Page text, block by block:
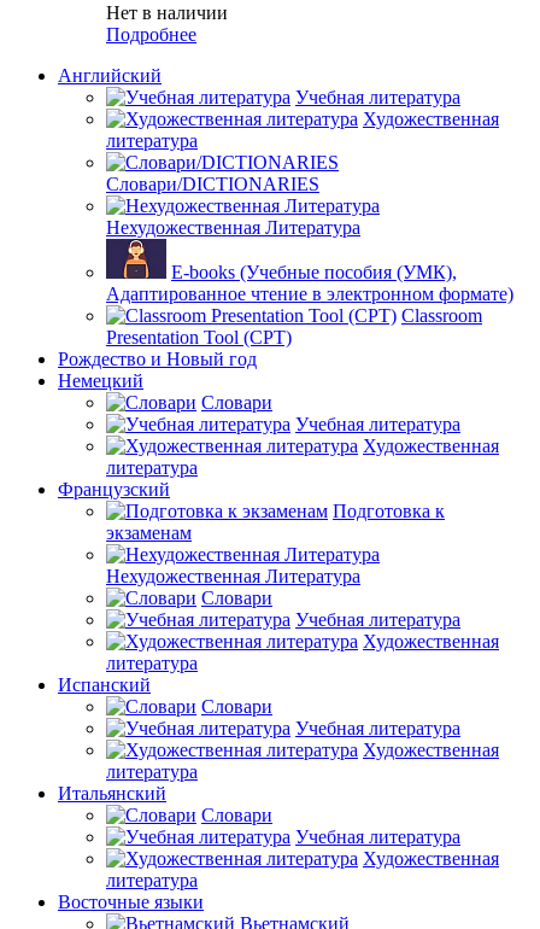
Нет в наличии
Подробнее
Английский
Учебная литература
Художественная
литература
Словари/DICTIONARIES
Нехудожественная Литература
E-books (Учебные пособия (УМК),
Адаптированное чтение в электронном формате)
Classroom
Presentation Tool (CPT)
Рождество и Новый год
Немецкий
Словари
Учебная литература
Художественная
литература
Французский
Подготовка к
экзаменам
Нехудожественная Литература
Словари
Учебная литература
Художественная
литература
Испанский
Словари
Учебная литература
Художественная
литература
Итальянский
Словари
Учебная литература
Художественная
литература
Восточные языки
Вьетнамский